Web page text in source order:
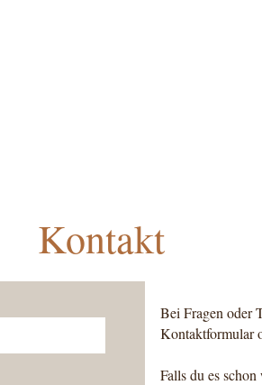
Kontakt
Bei Fragen oder
Kontaktformular
Falls du es